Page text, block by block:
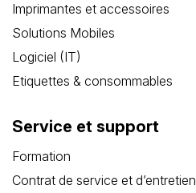
Imprimantes et accessoires
Solutions Mobiles
Logiciel (IT)
Etiquettes & consommables
Service et support
Formation
Contrat de service et d’entretien